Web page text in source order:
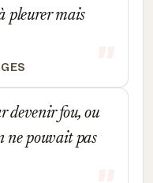
pleurer mais
fou, ou
ne pouvait pas